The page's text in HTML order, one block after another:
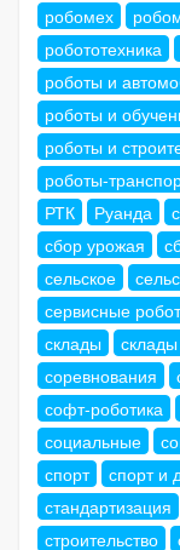
робомех
робототехника
роботы и
роботы и
роботы и
роботы-
РТК
Руанда
сбор урожая
сельское
сервисные
склады
соревнования
софт-роботика
социальные
спорт
спорт и
стандартизация
строительство